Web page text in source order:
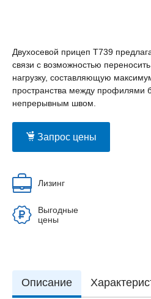
Двухосевой прицеп T739
связи с возможностью
нагрузку, составляющую
пространства между профилями
непрерывным швом.
Запрос цены
Лизинг
Выгодные
цены
Описание